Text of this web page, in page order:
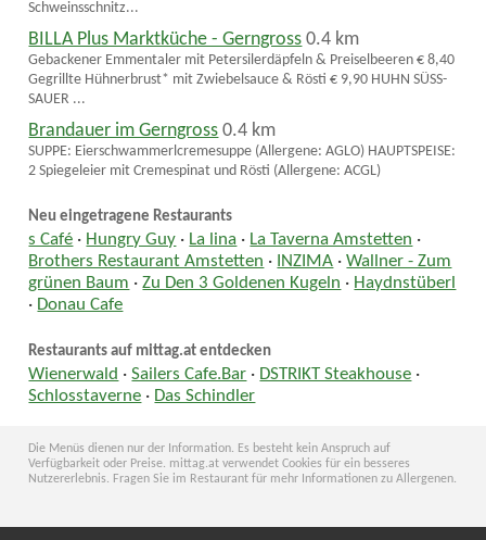
Schweinsschnitz...
BILLA Plus Marktküche - Gerngross 0.4 km
Gebackener Emmentaler mit Petersilerdäpfeln & Preiselbeeren € 8,40
Gegrillte Hühnerbrust* mit Zwiebelsauce & Rösti € 9,90 HUHN SÜSS-
SAUER ...
Brandauer im Gerngross 0.4 km
SUPPE: Eierschwammerlcremesuppe (Allergene: AGLO) HAUPTSPEISE:
2 Spiegeleier mit Cremespinat und Rösti (Allergene: ACGL)
Neu eingetragene Restaurants
s Café · Hungry Guy · La lina · La Taverna Amstetten ·
Brothers Restaurant Amstetten · INZIMA ·Wallner - Zum
grünen Baum ·Zu Den 3 Goldenen Kugeln · Haydnstüberl
· Donau Cafe
Restaurants auf mittag.at entdecken
Wienerwald ·Sailers Cafe.Bar · DSTRIKT Steakhouse ·
Schlosstaverne · Das Schindler
Die Menüs dienen nur der Information. Es besteht kein Anspruch auf
Verfügbarkeit oder Preise. mittag.at verwendet Cookies für ein besseres
Nutzererlebnis. Fragen Sie im Restaurant für mehr Informationen zu Allergenen.